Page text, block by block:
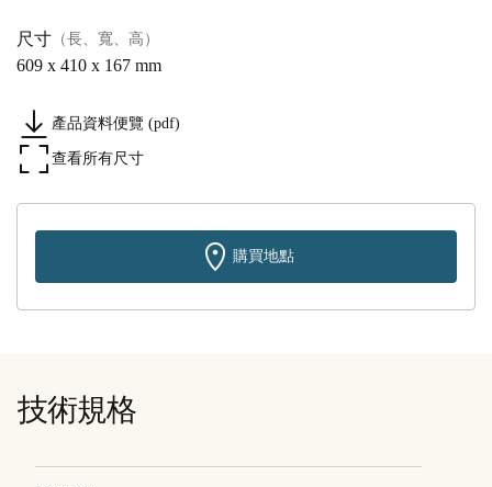
尺寸 （長、寬、高）
609 x 410 x 167 mm
產品資料便覽 (pdf)
查看所有尺寸
購買地點
技術規格